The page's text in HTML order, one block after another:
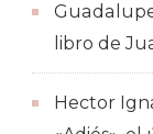
libro de
Hector